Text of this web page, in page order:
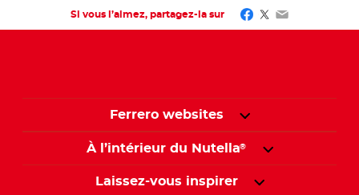
Si vous l’aimez, partagez-la sur Facebook
Twitter
Email
Ferrero websites
À l’intérieur du Nutella®
Laissez-vous inspirer